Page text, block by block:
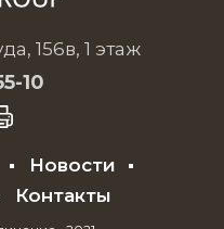
156в, 1 этаж
10
Новости
Контакты